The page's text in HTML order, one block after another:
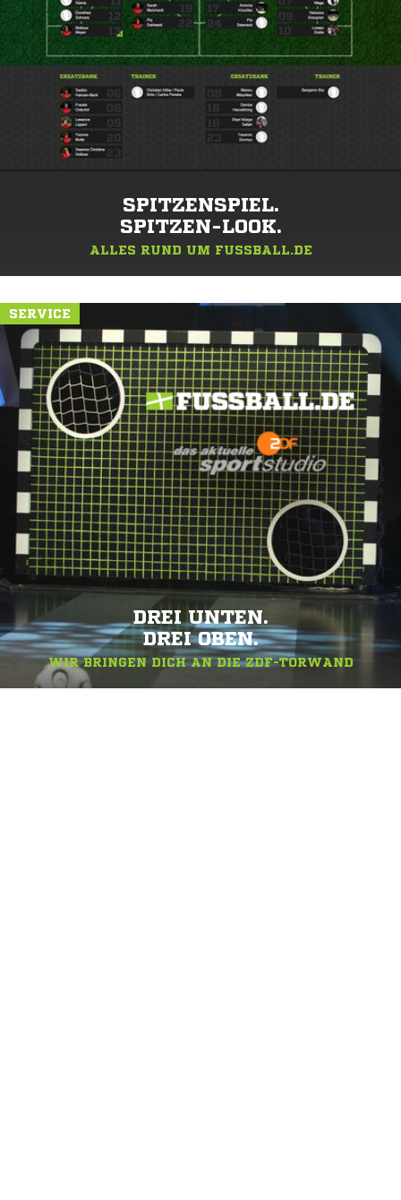
SPITZENSPIEL.
SPITZEN-LOOK.
ALLES RUND UM FUSSBALL.DE
SERVICE
DREI UNTEN.
DREI OBEN.
WIR BRINGEN DICH AN DIE ZDF-TORWAND